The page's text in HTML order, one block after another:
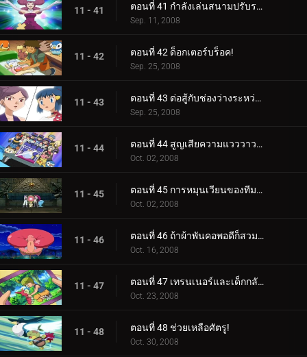
11 - 41 ตอนที่ 41 กำลังเล่นสนามปรับระดับ!
Sep. 11, 2008
11 - 42 ตอนที่ 42 ด็อกเตอร์บร็อค!
Sep. 25, 2008
11 - 43 ตอนที่ 43 ต่อสู้กับช่องว่างระหว่างรุ่น!
Sep. 25, 2008
11 - 44 ตอนที่ 44 สูญเสียความแวววาวไป!
Oct. 02, 2008
11 - 45 ตอนที่ 45 การหมุนเวียนของทีมสองเท่า!
Oct. 02, 2008
11 - 46 ตอนที่ 46 ถ้าผ้าพันคอพอดีก็สวมเลย!
Oct. 16, 2008
11 - 47 ตอนที่ 47 เทรนเนอร์และเด็กกลับมาพบกันอีกครั้ง!
Oct. 23, 2008
11 - 48 ตอนที่ 48 ช่วยเหลือศัตรู!
Oct. 30, 2008